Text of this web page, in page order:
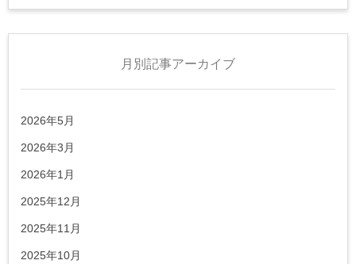
月別記事アーカイブ
2026年5月
2026年3月
2026年1月
2025年12月
2025年11月
2025年10月